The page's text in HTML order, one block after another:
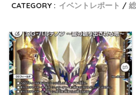
CATEGORY : イベントレポート